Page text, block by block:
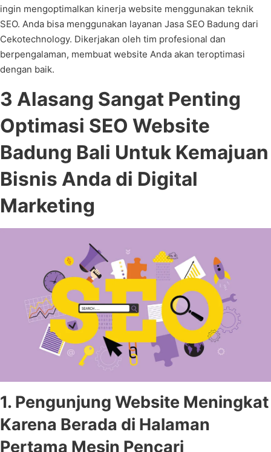
ingin mengoptimalkan kinerja website menggunakan teknik
SEO. Anda bisa menggunakan layanan Jasa SEO Badung dari
Cekotechnology. Dikerjakan oleh tim profesional dan
berpengalaman, membuat website Anda akan teroptimasi
dengan baik.
3 Alasang Sangat Penting
Optimasi SEO Website
Badung Bali Untuk Kemajuan
Bisnis Anda di Digital
Marketing
1. Pengunjung Website Meningkat
Karena Berada di Halaman
Pertama Mesin Pencari